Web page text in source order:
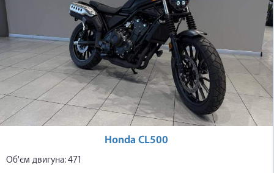
Honda CL500
Об'єм двигуна: 471